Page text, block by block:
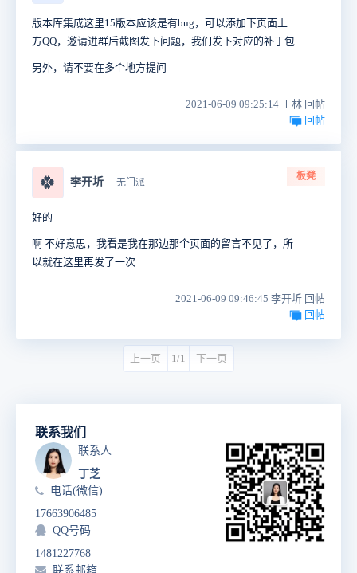
版本库集成这里15版本应该是有bug，可以添加下页面上
方QQ，邀请进群后截图发下问题，我们发下对应的补丁包
另外，请不要在多个地方提问
2021-06-09 09:25:14 王林 回帖
回帖
🍀 李开圻 无门派
板凳
好的
啊 不好意思，我看是我在那边那个页面的留言不见了，所
以就在这里再发了一次
2021-06-09 09:46:45 李开圻 回帖
回帖
上一页 1/1 下一页
联系我们
联系人
丁芝
电话(微信)
17663906485
QQ号码
1481227768
联系邮箱